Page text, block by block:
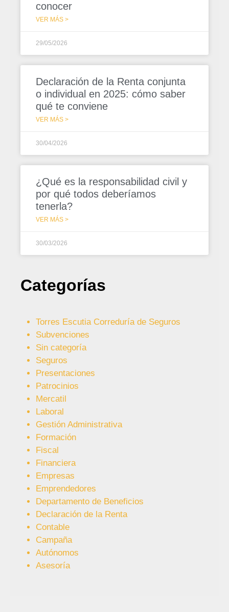
conocer
VER MÁS >
29/05/2026
Declaración de la Renta conjunta
o individual en 2025: cómo saber
qué te conviene
VER MÁS >
30/04/2026
¿Qué es la responsabilidad civil y
por qué todos deberíamos
tenerla?
VER MÁS >
30/03/2026
Categorías
Torres Escutia Correduría de Seguros
Subvenciones
Sin categoría
Seguros
Presentaciones
Patrocinios
Mercatil
Laboral
Gestión Administrativa
Formación
Fiscal
Financiera
Empresas
Emprendedores
Departamento de Beneficios
Declaración de la Renta
Contable
Campaña
Autónomos
Asesoría